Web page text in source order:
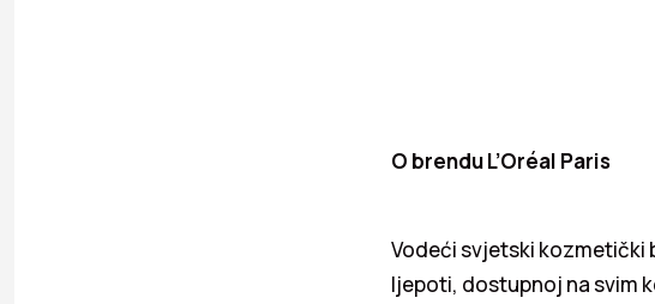
O brendu L’Oréal Paris
Vodeći svjetski kozmetički
ljepoti, dostupnoj na svim